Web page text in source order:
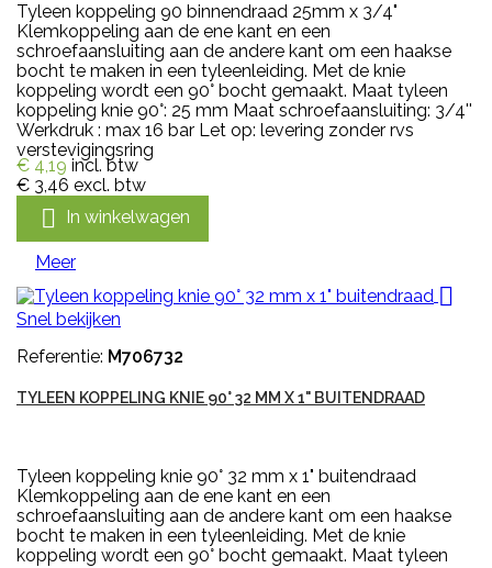
Tyleen koppeling 90 binnendraad 25mm x 3/4"
Klemkoppeling aan de ene kant en een
schroefaansluiting aan de andere kant om een haakse
bocht te maken in een tyleenleiding. Met de knie
koppeling wordt een 90° bocht gemaakt. Maat tyleen
koppeling knie 90°: 25 mm Maat schroefaansluiting: 3/4''
Werkdruk : max 16 bar Let op: levering zonder rvs
verstevigingsring
€ 4,19 incl. btw
€ 3,46 excl. btw
 In winkelwagen
Meer

Snel bekijken
Referentie: M706732
TYLEEN KOPPELING KNIE 90° 32 MM X 1" BUITENDRAAD
Tyleen koppeling knie 90° 32 mm x 1" buitendraad
Klemkoppeling aan de ene kant en een
schroefaansluiting aan de andere kant om een haakse
bocht te maken in een tyleenleiding. Met de knie
koppeling wordt een 90° bocht gemaakt. Maat tyleen